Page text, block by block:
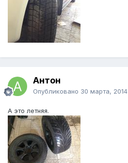
Антон
Опубликовано 30 марта, 2014
А это летняя.